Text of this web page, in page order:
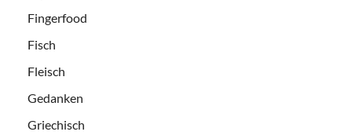
Fingerfood
Fisch
Fleisch
Gedanken
Griechisch